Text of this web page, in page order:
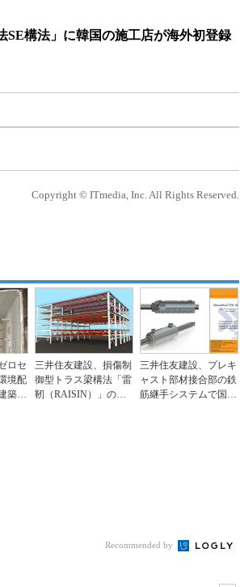
SE構法」に韓国の施工店が海外初登録
Copyright © ITmedia, Inc. All Rights Reserved.
ロセ
境配
築構
三井住友建設、損傷制
御型トラス梁構法「雷
靭（RAISIN）」の設
三井住友建設、プレキ
ャスト部材接合部の鉄
筋継手システムで国際
Recommended by